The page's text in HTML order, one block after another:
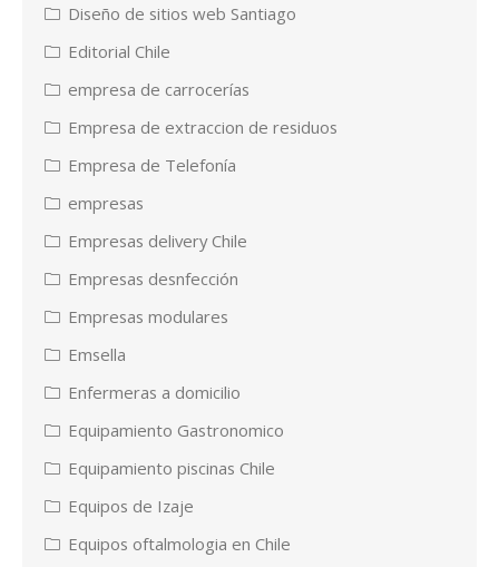
Diseño de sitios web Santiago
Editorial Chile
empresa de carrocerías
Empresa de extraccion de residuos
Empresa de Telefonía
empresas
Empresas delivery Chile
Empresas desnfección
Empresas modulares
Emsella
Enfermeras a domicilio
Equipamiento Gastronomico
Equipamiento piscinas Chile
Equipos de Izaje
Equipos oftalmologia en Chile